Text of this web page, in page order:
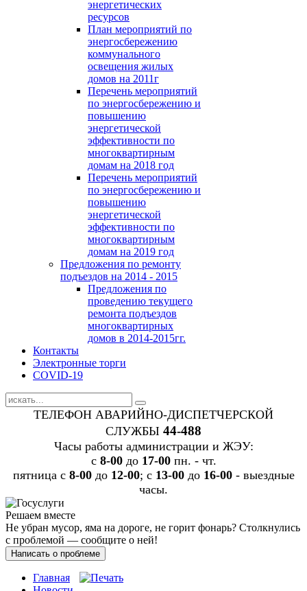
энергетических
ресурсов
План мероприятий по
энергосбережению
коммунального
освещения жилых
домов на 2011г
Перечень мероприятий
по энергосбережению и
повышению
энергетической
эффективности по
многоквартирным
домам на 2018 год
Перечень мероприятий
по энергосбережению и
повышению
энергетической
эффективности по
многоквартирным
домам на 2019 год
Предложения по ремонту
подъездов на 2014 - 2015
Предложения по
проведению текущего
ремонта подъездов
многоквартирных
домов в 2014-2015гг.
Контакты
Электронные торги
COVID-19
ТЕЛЕФОН АВАРИЙНО-ДИСПЕТЧЕРСКОЙ
СЛУЖБЫ 44-488
Часы работы администрации и ЖЭУ:
c 8-00до 17-00пн. - чт.
пятница с 8-00до 12-00; с 13-00до 16-00- выездные
часы.
Решаем вместе
Не убран мусор, яма на дороге, не горит фонарь? Столкнулись
с проблемой — сообщите о ней!
Написать о проблеме
Главная